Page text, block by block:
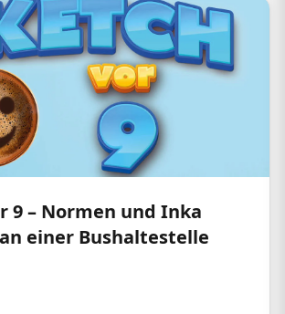
9 – Normen und Inka
einer Bushaltestelle